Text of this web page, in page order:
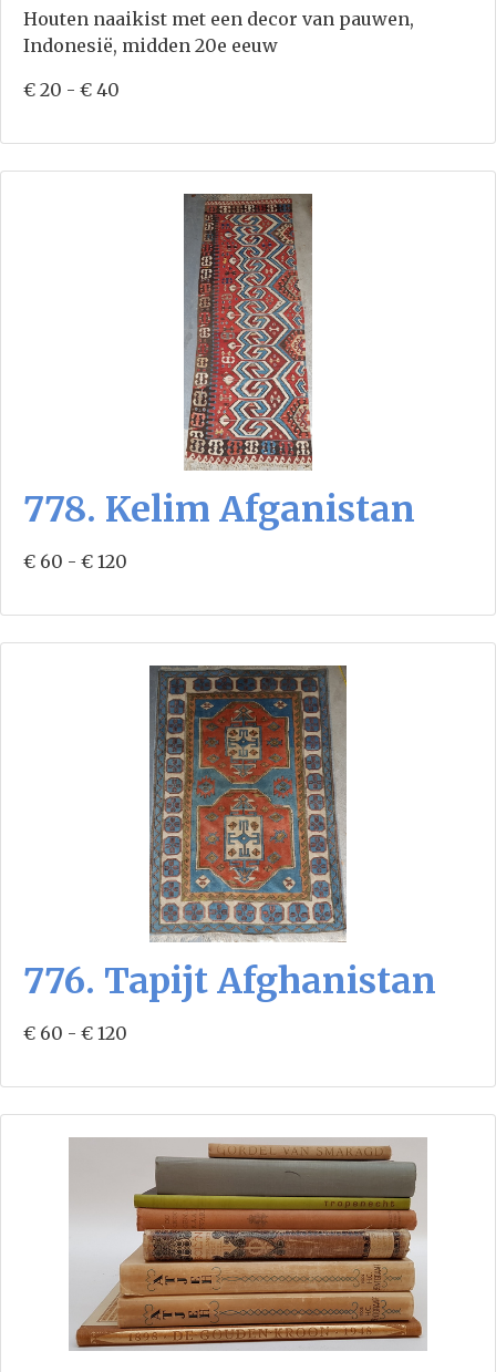
Houten naaikist met een decor van pauwen,
Indonesië, midden 20e eeuw
€ 20 - € 40
778. Kelim Afganistan
€ 60 - € 120
776. Tapijt Afghanistan
€ 60 - € 120